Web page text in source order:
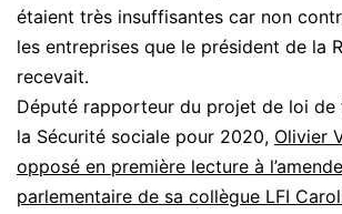
étaient très insuffisantes car non
les entreprises que le président de la
recevait.
Député rapporteur du projet de loi de
la Sécurité sociale pour 2020, Olivier
opposé en première lecture à
parlementaire de sa collègue LFI